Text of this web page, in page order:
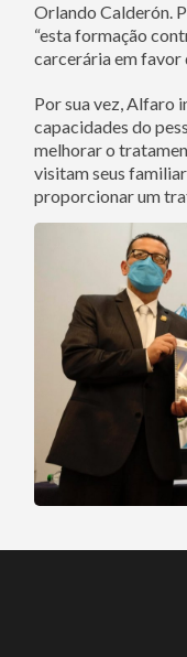
Orlando Calderón.
“esta formação
carcerária em favor
Por sua vez, Alfaro
capacidades do
melhorar o
visitam seus
proporcionar um